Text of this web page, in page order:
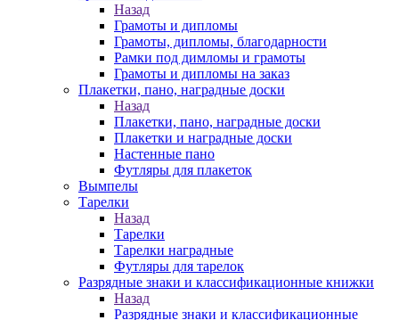
Назад
Грамоты и дипломы
Грамоты, дипломы, благодарности
Рамки под димломы и грамоты
Грамоты и дипломы на заказ
Плакетки, пано, наградные доски
Назад
Плакетки, пано, наградные доски
Плакетки и наградные доски
Настенные пано
Футляры для плакеток
Вымпелы
Тарелки
Назад
Тарелки
Тарелки наградные
Футляры для тарелок
Разрядные знаки и классификационные книжки
Назад
Разрядные знаки и классификационные